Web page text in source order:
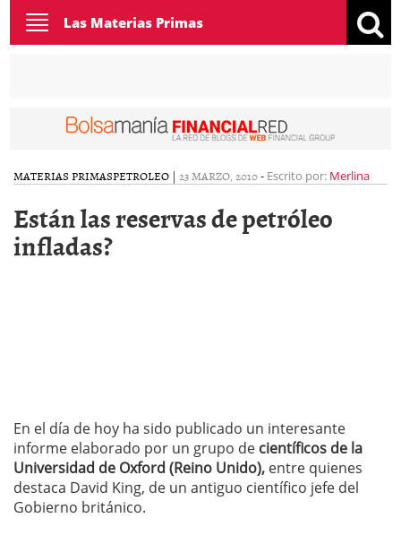
Toggle
navigation
Las Materias Primas
MATERIAS PRIMASPETROLEO | 23 MARZO, 2010- Escrito por: Merlina
Están las reservas de petróleo
infladas?
En el día de hoy ha sido publicado un interesante
informe elaborado por un grupo de científicos de la
Universidad de Oxford (Reino Unido), entre quienes
destaca David King, de un antiguo científico jefe del
Gobierno británico.